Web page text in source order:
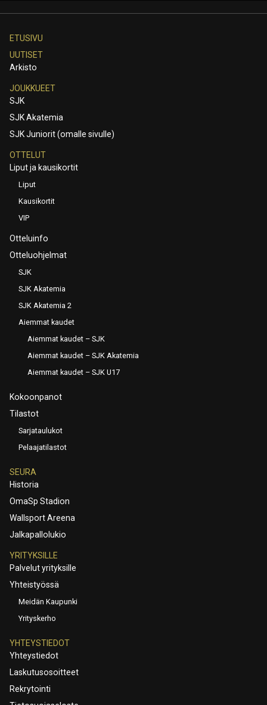
ETUSIVU
UUTISET
Arkisto
JOUKKUEET
SJK
SJK Akatemia
SJK Juniorit (omalle sivulle)
OTTELUT
Liput ja kausikortit
Liput
Kausikortit
VIP
Otteluinfo
Otteluohjelmat
SJK
SJK Akatemia
SJK Akatemia 2
Aiemmat kaudet
Aiemmat kaudet – SJK
Aiemmat kaudet – SJK Akatemia
Aiemmat kaudet – SJK U17
Kokoonpanot
Tilastot
Sarjataulukot
Pelaajatilastot
SEURA
Historia
OmaSp Stadion
Wallsport Areena
Jalkapallolukio
YRITYKSILLE
Palvelut yrityksille
Yhteistyössä
Meidän Kaupunki
Yrityskerho
YHTEYSTIEDOT
Yhteystiedot
Laskutusosoitteet
Rekrytointi